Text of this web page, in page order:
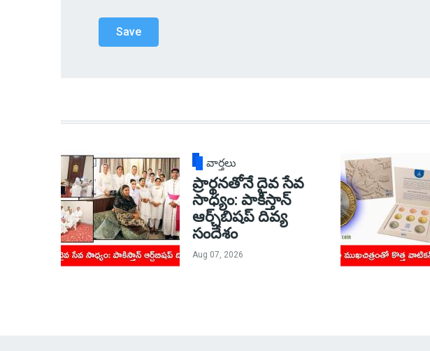
వార్తలు
ప్రార్థనతోనే దైవ సేవ
సాధ్యం: పాకిస్తాన్‌
ఆర్చ్‌బిషప్ దివ్య
సందేశం
Aug 07, 2026